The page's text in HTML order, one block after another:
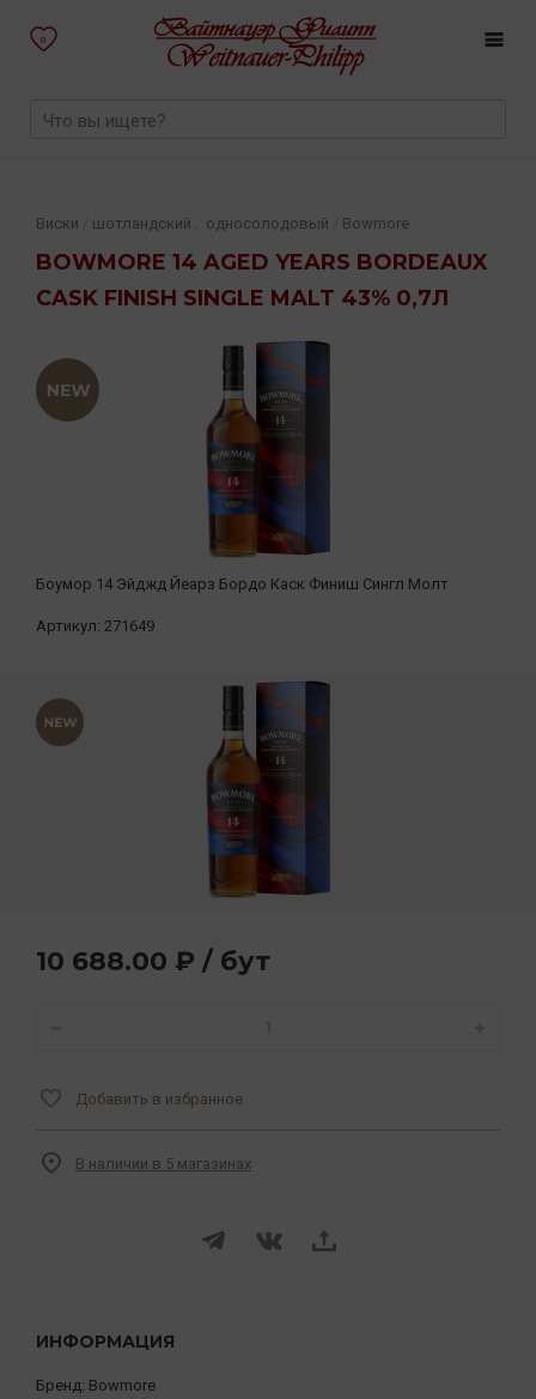
0
BOWMORE 14 AGED YEARS BORDEAUX
CASK FINISH SINGLE MALT 43% 0,7Л
Виски шотландский односолодовый Bowmore
Боумор 14 Эйджд Йеарз Бордо Каск Финиш Сингл Молт
Артикул: 271649
ИНФОРМАЦИЯ
Бренд: Bowmore
10 688.00 ₽ / бут
Добавить в избранное
В наличии в 5 магазинах